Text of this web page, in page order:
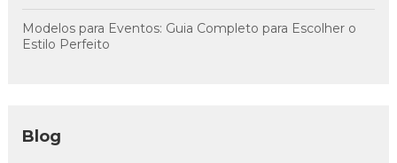
Modelos para Eventos: Guia Completo para Escolher o
Estilo Perfeito
Blog